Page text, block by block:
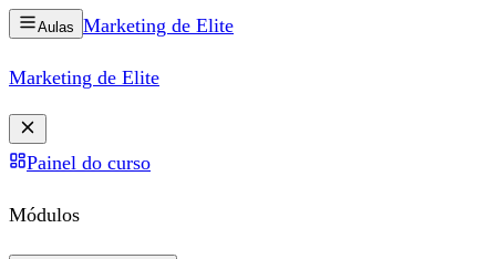
Aulas Marketing de Elite
Marketing de Elite
Painel do curso
Módulos